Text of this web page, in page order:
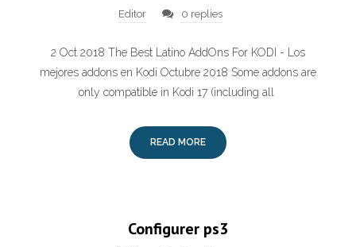
Editor 0 replies
2 Oct 2018 The Best Latino AddOns For KODI - Los
mejores addons en Kodi Octubre 2018 Some addons are
only compatible in Kodi 17 (including all
READ MORE
Configurer ps3